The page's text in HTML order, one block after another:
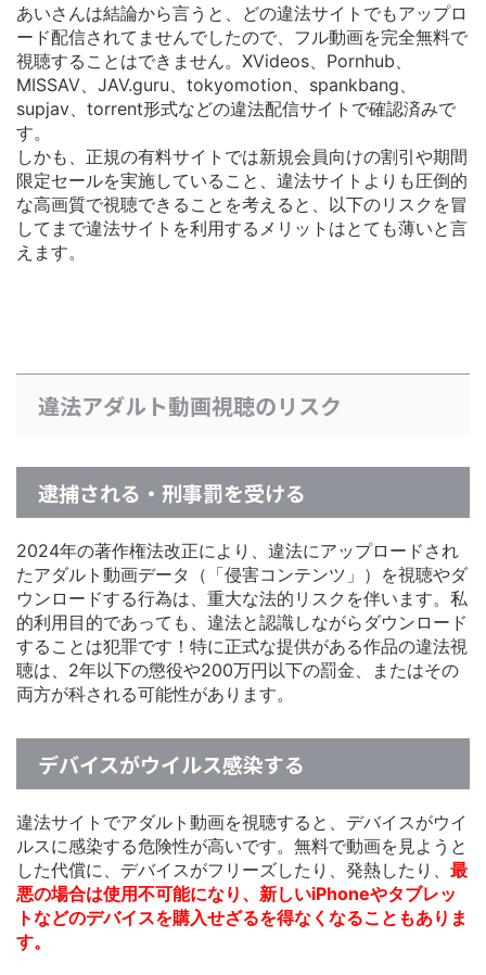
あいさんは結論から言うと、どの違法サイトでもアップロ
ード配信されてませんでしたので、フル動画を完全無料で
視聴することはできません。XVideos、Pornhub、
MISSAV、JAV.guru、tokyomotion、spankbang、
supjav、torrent形式などの違法配信サイトで確認済みで
す。
しかも、正規の有料サイトでは新規会員向けの割引や期間
限定セールを実施している こと、違法サイトよりも圧倒的
な高画質で視聴できることを考えると、以下のリスクを冒
してまで違法サイトを利用するメリットはとても薄いと言
えます。
違法アダルト動画視聴のリスク
逮捕される・刑事罰を受ける
2024年の著作権法改正により、違法にアップロードされ
たアダルト動画データ（「侵害コンテンツ」）を視聴やダ
ウンロードする行為は、重大な法的リスクを伴います。私
的利用目的であっても、違法と認識しながらダウンロード
することは犯罪です！特に正式な提供がある作品の違法視
聴は、2年以下の懲役や200万円以下の罰金、またはその
両方が科される可能性があります。
デバイスがウイルス感染する
違法サイトでアダルト動画を視聴すると、デバイスがウイ
ルスに感染する危険性が高いです。無料で動画を見ようと
した代償に、デバイスがフリーズしたり、発熱したり、 最
悪の場合は使用不可能になり、新しいiPhoneやタブレッ
トなどのデバイスを購入せざるを得なくなることもありま
す。